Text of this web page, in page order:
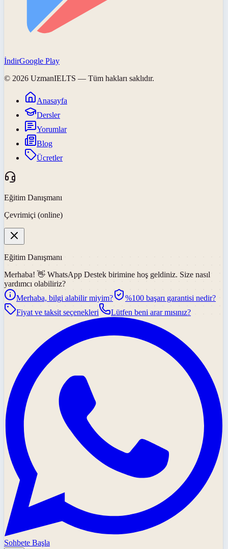
İndirGoogle Play
© 2026 UzmanIELTS — Tüm hakları saklıdır.
Anasayfa
Dersler
Yorumlar
Blog
Ücretler
Eğitim Danışmanı
Çevrimiçi (online)
Eğitim Danışmanı
Merhaba! 👋 WhatsApp Destek birimine hoş geldiniz. Size nasıl
yardımcı olabiliriz?
Merhaba, bilgi alabilir miyim?
%100 başarı garantisi nedir?
Fiyat ve taksit seçenekleri
Lütfen beni arar mısınız?
Sohbete Başla